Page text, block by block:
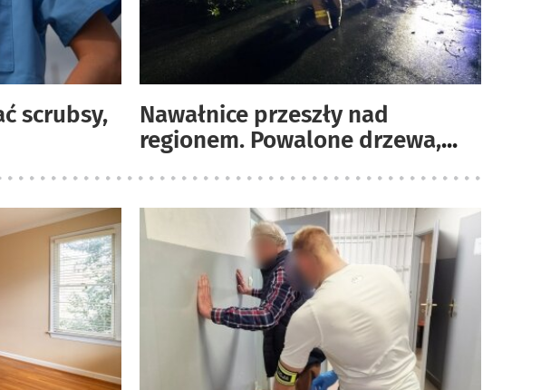
scrubsy,
Nawałnice przeszły nad
regionem. Powalone drzewa,...